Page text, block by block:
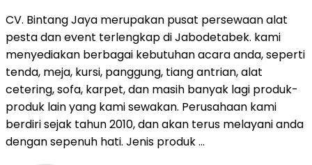
CV. Bintang Jaya merupakan pusat persewaan alat
pesta dan event terlengkap di Jabodetabek. kami
menyediakan berbagai kebutuhan acara anda, seperti
tenda, meja, kursi, panggung, tiang antrian, alat
cetering, sofa, karpet, dan masih banyak lagi produk-
produk lain yang kami sewakan. Perusahaan kami
berdiri sejak tahun 2010, dan akan terus melayani anda
dengan sepenuh hati. Jenis produk …